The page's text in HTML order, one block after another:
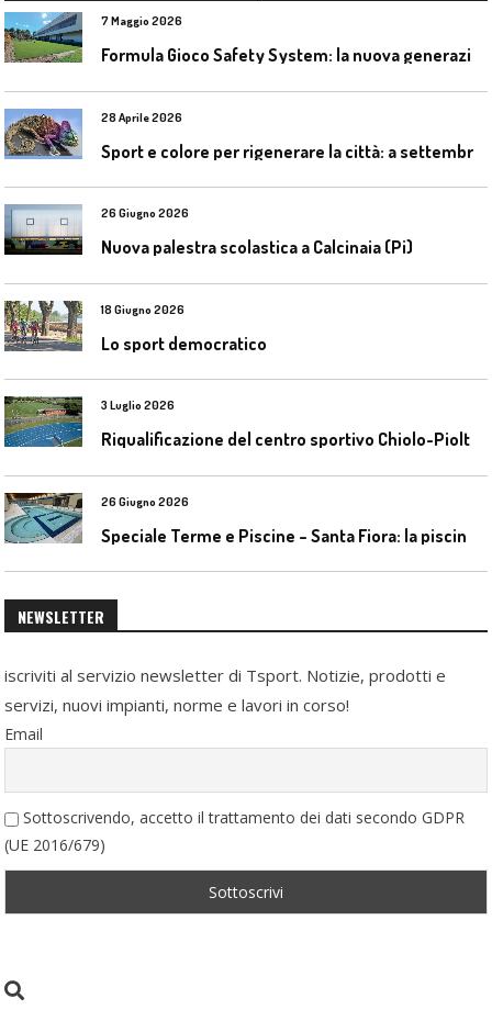
7 Maggio 2026
28 Aprile 2026
26 Giugno 2026
Nuova palestra scolastica a Calcinaia (Pi)
18 Giugno 2026
Lo sport democratico
3 Luglio 2026
26 Giugno 2026
NEWSLETTER
iscriviti al servizio newsletter di Tsport. Notizie, prodotti e
servizi, nuovi impianti, norme e lavori in corso!
Email
Sottoscrivendo, accetto il trattamento dei dati secondo GDPR
(UE 2016/679)